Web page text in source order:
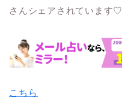
さんシェアされています♡
こちら